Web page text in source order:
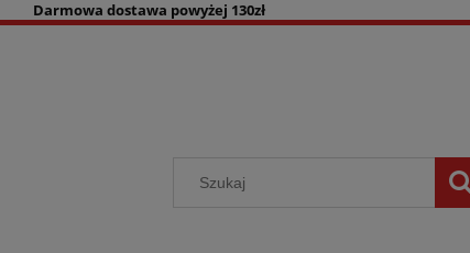
Darmowa dostawa powyżej 130zł